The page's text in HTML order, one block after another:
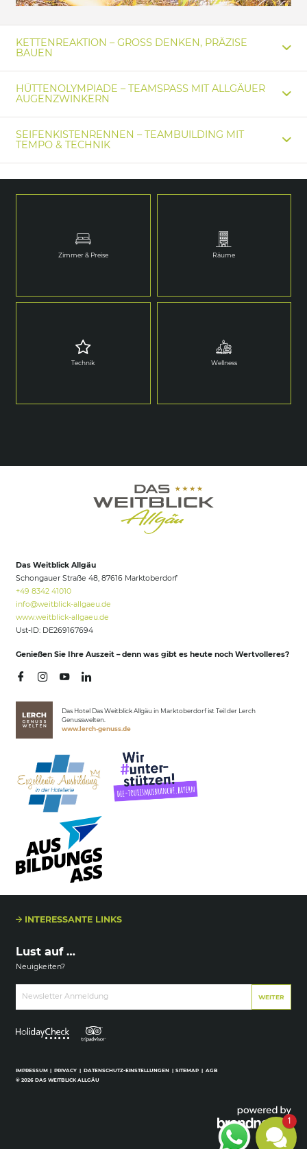
KETTENREAKTION – GROSS DENKEN, PRÄZISE B
AUEN
HÜTTENOLYMPIADE – TEAMSPASS MIT ALLGÄUER A
UGENZWINKERN
SEIFENKISTENRENNEN – TEAMBUILDING MIT
TEMPO & TECHNIK
Zimmer & Preise Räume
Technik Wellness
Das Weitblick Allgäu
Schongauer Straße 48, 87616 Marktoberdorf
+49 8342 41010
info@weitblick-allgaeu.de
www.weitblick-allgaeu.de
Ust-ID: DE269167694
Genießen Sie Ihre Auszeit – denn was gibt es heute noch Wertvolleres?
Das Hotel Das Weitblick Allgäu in Marktoberdorf ist Teil der Lerch
Genusswelten.
www.lerch-genuss.de
INTERESSANTE LINKS
Lust auf …
Neuigkeiten?
Newsletter Anmeldung WEITER
IMPRESSUM | PRIVACY | DATENSCHUTZ-EINSTELLUNGEN | SITEMAP | AGB
© 2026 DAS WEITBLICK ALLGÄU
1